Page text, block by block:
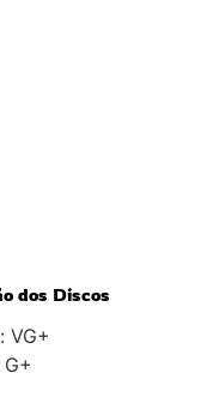
dos Discos
VG+